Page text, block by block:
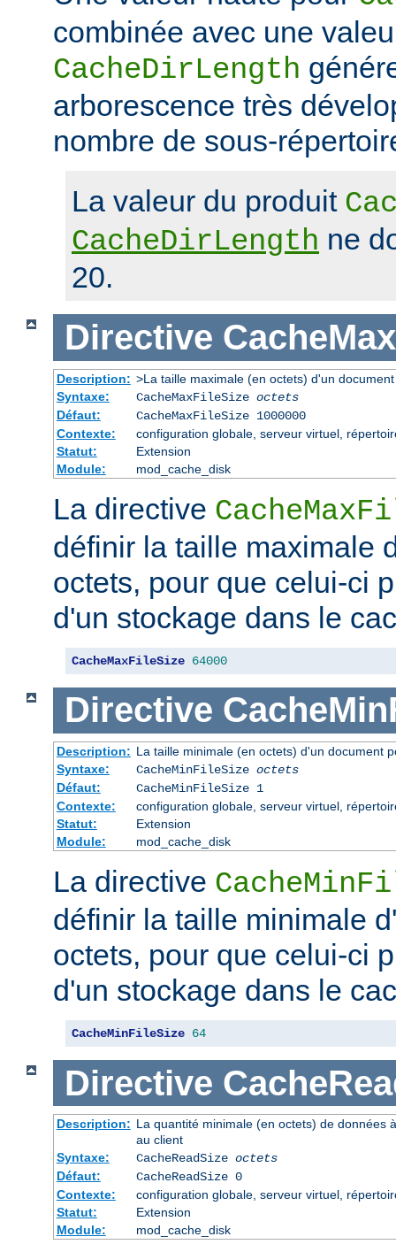
combinée avec une
CacheDirLength
arborescence très
nombre de sous-
La valeur du produit
CacheDirLength ne
20.
Directive
Description: >La taille maximale (en octets) d'un
Syntaxe:
CacheMaxFileSize octets
Défaut:
CacheMaxFileSize 1000000
Contexte:
configuration globale, serveur virtuel,
Statut:
Extension
Module:
mod_cache_disk
La directive
définir la taille maximale
octets, pour que celui-ci
d'un stockage dans le
CacheMaxFileSize 64000
Directive
Description: La taille minimale (en octets) d'un document
Syntaxe:
CacheMinFileSize octets
Défaut:
CacheMinFileSize 1
Contexte:
configuration globale, serveur virtuel,
Statut:
Extension
Module:
mod_cache_disk
La directive
définir la taille minimale
octets, pour que celui-ci
d'un stockage dans le
CacheMinFileSize 64
Directive
Description: La quantité minimale (en octets) de données
au client
Syntaxe:
CacheReadSize octets
Défaut:
CacheReadSize 0
Contexte:
configuration globale, serveur virtuel,
Statut:
Extension
Module:
mod_cache_disk